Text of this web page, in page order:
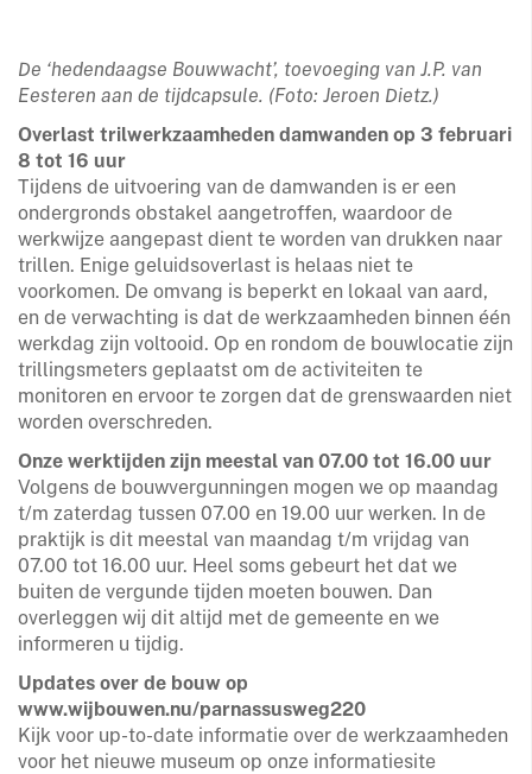
De ‘hedendaagse Bouwwacht’, toevoeging van J.P. van
Eesteren aan de tijdcapsule. (Foto: Jeroen Dietz.)
Overlast trilwerkzaamheden damwanden op 3 februari
8 tot 16 uur
Tijdens de uitvoering van de damwanden is er een
ondergronds obstakel aangetroffen, waardoor de
werkwijze aangepast dient te worden van drukken naar
trillen. Enige geluidsoverlast is helaas niet te
voorkomen. De omvang is beperkt en lokaal van aard,
en de verwachting is dat de werkzaamheden binnen één
werkdag zijn voltooid. Op en rondom de bouwlocatie zijn
trillingsmeters geplaatst om de activiteiten te
monitoren en ervoor te zorgen dat de grenswaarden niet
worden overschreden.
Onze werktijden zijn meestal van 07.00 tot 16.00 uur
Volgens de bouwvergunningen mogen we op maandag
t/m zaterdag tussen 07.00 en 19.00 uur werken. In de
praktijk is dit meestal van maandag t/m vrijdag van
07.00 tot 16.00 uur. Heel soms gebeurt het dat we
buiten de vergunde tijden moeten bouwen. Dan
overleggen wij dit altijd met de gemeente en we
informeren u tijdig.
Updates over de bouw op
www.wijbouwen.nu/parnassusweg220
Kijk voor up-to-date informatie over de werkzaamheden
voor het nieuwe museum op onze informatiesite